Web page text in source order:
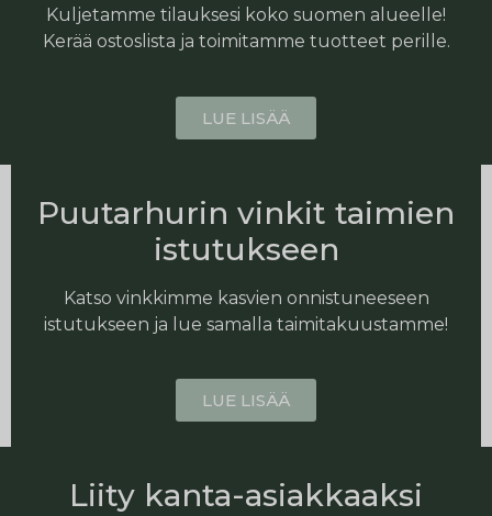
Kuljetamme tilauksesi koko suomen alueelle!
Kerää ostoslista ja toimitamme tuotteet perille.
LUE LISÄÄ
Puutarhurin vinkit taimien
istutukseen
Katso vinkkimme kasvien onnistuneeseen
istutukseen ja lue samalla taimitakuustamme!
LUE LISÄÄ
Liity kanta-asiakkaaksi